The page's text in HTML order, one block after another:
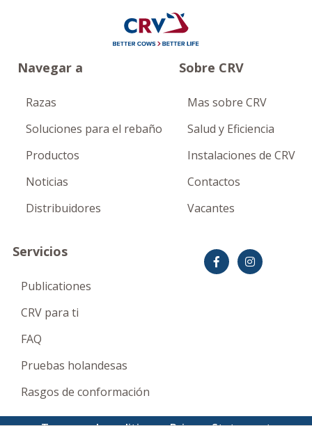
Navegar a
Razas
Soluciones para el rebaño
Productos
Noticias
Distribuidores
Sobre CRV
Mas sobre CRV
Salud y Eficiencia
Instalaciones de CRV
Contactos
Vacantes
Servicios
Publicationes
CRV para ti
FAQ
Pruebas holandesas
Rasgos de conformación
Terms and conditions Privacy Statement